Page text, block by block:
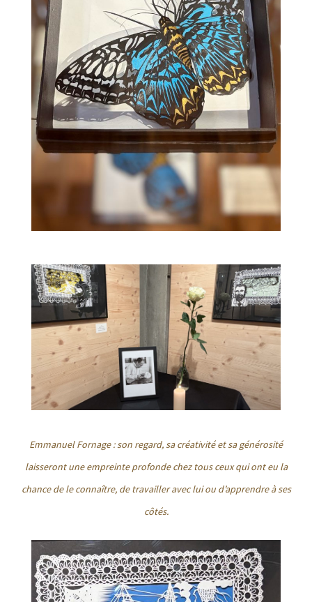
Emmanuel Fornage : son regard, sa créativité et sa générosité
laisseront une empreinte profonde chez tous ceux qui ont eu la
chance de le connaître, de travailler avec lui ou d’apprendre à ses
côtés.